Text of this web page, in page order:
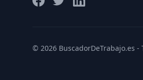
© 2026 BuscadorDeTrabajo.es -